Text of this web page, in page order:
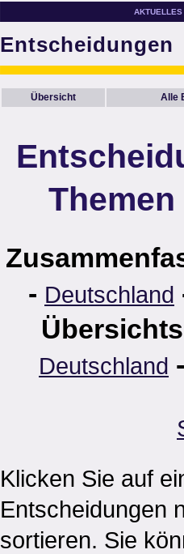
AKTUELLES
Entscheidungen
Übersicht Alle
- Deutschland
Deutschland
Klicken Sie auf
Entscheidungen
sortieren. Sie